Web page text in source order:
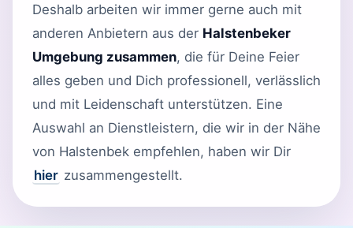
Deshalb arbeiten wir immer gerne auch mit
anderen Anbietern aus der Halstenbeker
Umgebung zusammen, die für Deine Feier
alles geben und Dich professionell, verlässlich
und mit Leidenschaft unterstützen. Eine
Auswahl an Dienstleistern, die wir in der Nähe
von Halstenbek empfehlen, haben wir Dir
hier zusammengestellt.